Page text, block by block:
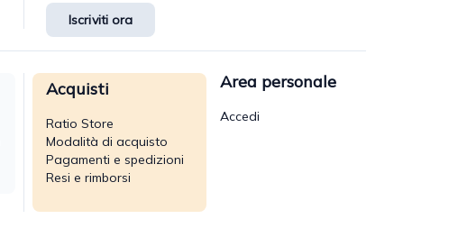
Iscriviti ora
Acquisti
Ratio Store
Modalità di acquisto
Pagamenti e spedizioni
Resi e rimborsi
Area personale
Accedi